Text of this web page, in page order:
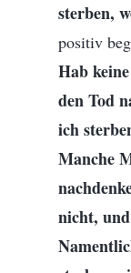
sterben,
positiv
Hab
den Tod
ich
Manche
nicht,